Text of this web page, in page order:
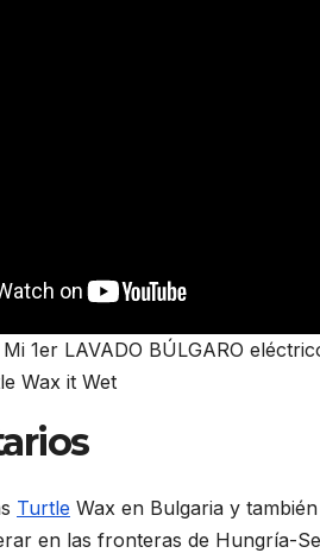
1er LAVADO BÚLGARO
Wax it Wet
Turtle Wax en Bulgaria y
en las fronteras de Hungría-